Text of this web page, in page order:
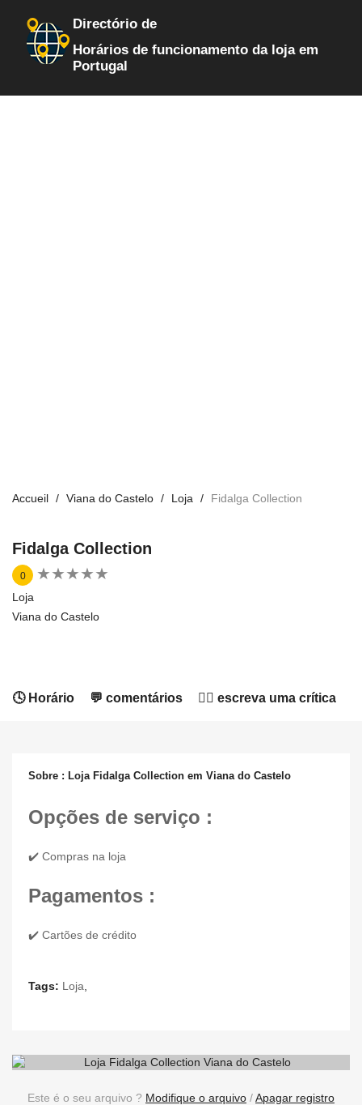
Directório de
Horários de funcionamento da loja em
Portugal
Accueil Viana do Castelo Loja Fidalga Collection
Fidalga Collection
0 ★★★★★
★★★★★
Loja
Viana do Castelo
🕓 Horário 💬 comentários ✍🏻 escreva uma crítica
Sobre : Loja Fidalga Collection em Viana do Castelo
Opções de serviço :
✔️ Compras na loja
Pagamentos :
✔️ Cartões de crédito
Tags: Loja
Este é o seu arquivo ? Modifique o arquivo /Apagar registro